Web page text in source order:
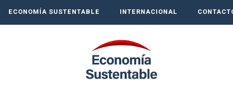
ECONOMÍA SUSTENTABLE INTERNACIONAL